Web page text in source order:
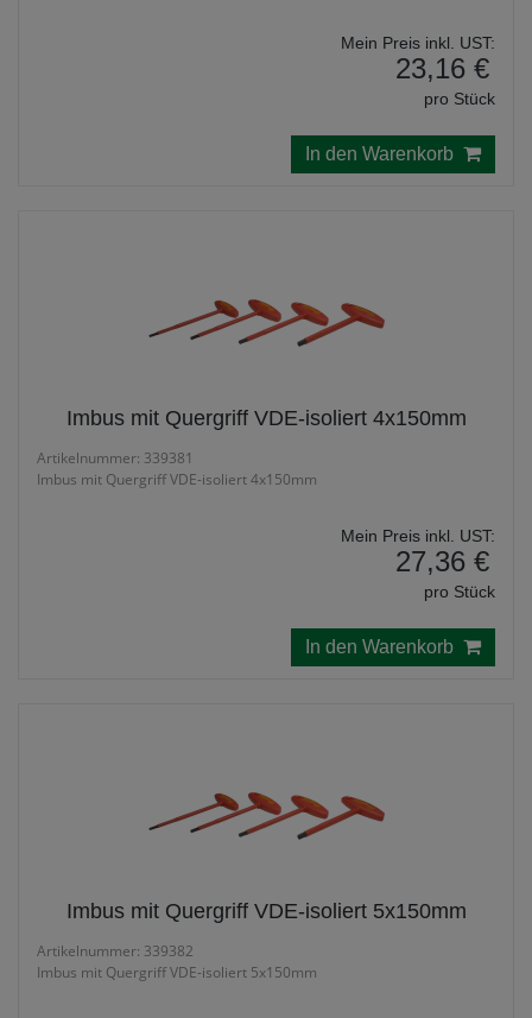
Mein Preis inkl. UST:
23,16 €
pro Stück
In den Warenkorb
Imbus mit Quergriff VDE-isoliert 4x150mm
Artikelnummer: 339381
Imbus mit Quergriff VDE-isoliert 4x150mm
Mein Preis inkl. UST:
27,36 €
pro Stück
In den Warenkorb
Imbus mit Quergriff VDE-isoliert 5x150mm
Artikelnummer: 339382
Imbus mit Quergriff VDE-isoliert 5x150mm